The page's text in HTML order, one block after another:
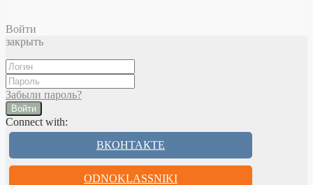
Войти
закрыть
Забыли пароль?
Войти
Connect with:
ВКОНТАКТЕ
ODNOKLASSNIKI